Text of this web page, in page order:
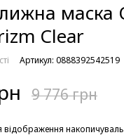
Clear
Артикул: 0888392542519
9 776 грн
відображення